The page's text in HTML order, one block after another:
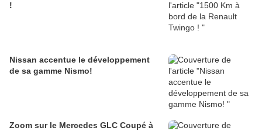
!
Nissan accentue le développement
de sa gamme Nismo!
Zoom sur le Mercedes GLC Coupé à